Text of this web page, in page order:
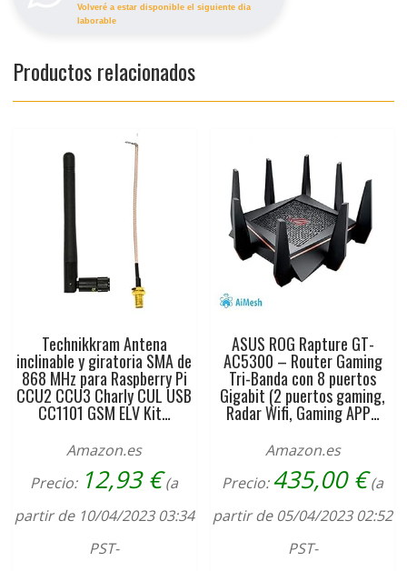
Volveré a estar disponible el siguiente dia
laborable
Productos relacionados
Technikkram Antena
inclinable y giratoria SMA de
868 MHz para Raspberry Pi
CCU2 CCU3 Charly CUL USB
CC1101 GSM ELV Kit…
Amazon.es
Precio: 12,93€ (a
partir de 10/04/2023 03:34
PST-
ASUS ROG Rapture GT-
AC5300 – Router Gaming
Tri-Banda con 8 puertos
Gigabit (2 puertos gaming,
Radar Wifi, Gaming APP…
Amazon.es
Precio:435,00€ (a
partir de 05/04/2023 02:52
PST-